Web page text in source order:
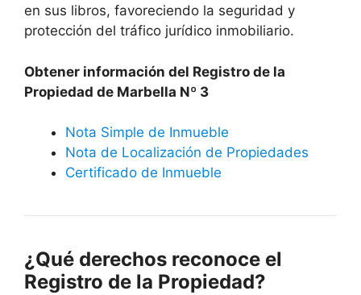
en sus libros, favoreciendo la seguridad y
protección del tráfico jurídico inmobiliario.
Obtener información del Registro de la
Propiedad de Marbella Nº 3
Nota Simple de Inmueble
Nota de Localización de Propiedades
Certificado de Inmueble
¿Qué derechos reconoce el
Registro de la Propiedad?